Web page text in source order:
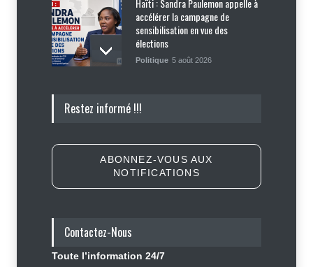
Haïti : Sandra Paulemon appelle à
accélérer la campagne de
sensibilisation en vue des
élections
Politique 5 août 2026
gouvernement resserre son
Symbole d’échec politique, Youri
Restez informé !!!
ABONNEZ-VOUS AUX
NOTIFICATIONS
Contactez-Nous
Toute l’information 24/7